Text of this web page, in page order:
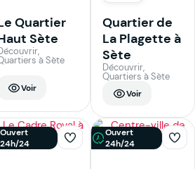
Quartier
Sète
à Sète
Voir
Quartier de
La Plagette à
Sète
Découvrir,
Quartiers à Sète
Voir
Ouvert
24h/24
Ouvert
24h/24